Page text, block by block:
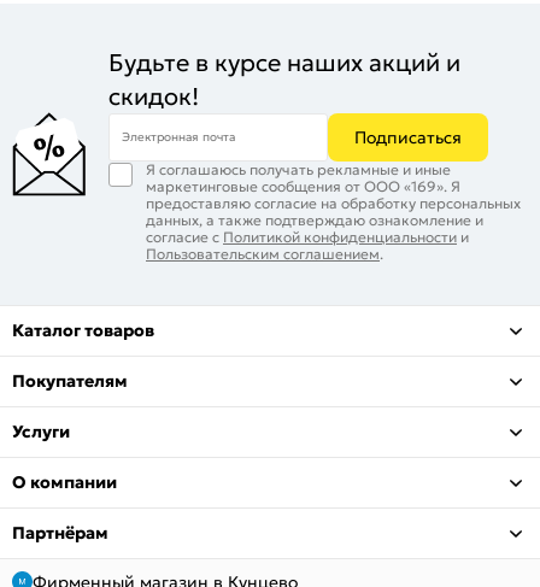
Будьте в курсе наших акций и
скидок!
Электронная почта Подписаться
Я соглашаюсь получать рекламные и иные
маркетинговые сообщения от ООО «169». Я
предоставляю согласие на обработку персональных
данных, а также подтверждаю ознакомление и
согласие с Политикой конфиденциальности и
Пользовательским соглашением.
Каталог товаров
Покупателям
Услуги
О компании
Партнёрам
Фирменный магазин в Кунцево